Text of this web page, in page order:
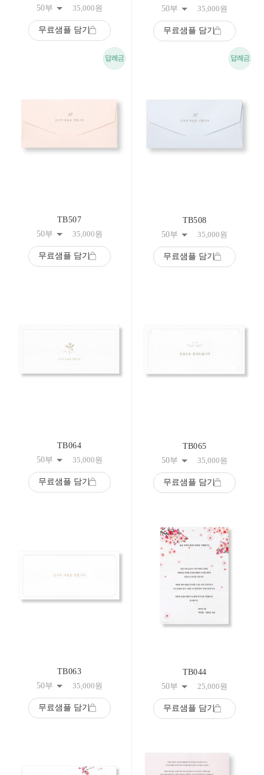
50부
35,000원
무료샘플 담기
50부
35,000원
무료샘플 담기
TB507
50부
35,000원
무료샘플 담기
TB508
50부
35,000원
무료샘플 담기
TB064
50부
35,000원
무료샘플 담기
TB065
50부
35,000원
무료샘플 담기
TB063
50부
35,000원
무료샘플 담기
TB044
50부
25,000원
무료샘플 담기